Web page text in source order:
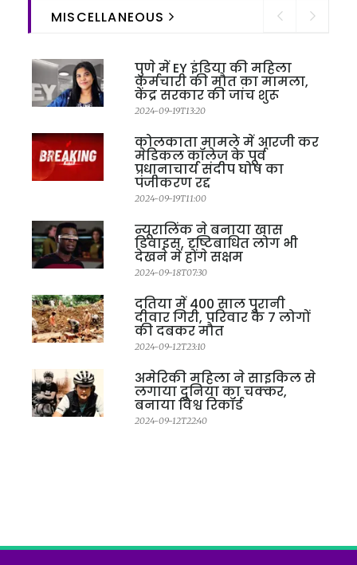
MISCELLANEOUS
पुणे में EY इंडिया की महिला
कर्मचारी की मौत का मामला,
केंद्र सरकार की जांच शुरू
2024-09-19T13:20
कोलकाता मामले में आरजी कर
मेडिकल कॉलेज के पूर्व
प्रधानाचार्य संदीप घोष का
पंजीकरण रद्द
2024-09-19T11:00
न्यूरालिंक ने बनाया खास
डिवाइस, दृष्टिबाधित लोग भी
देखने में होंगे सक्षम
2024-09-18T07:30
दतिया में 400 साल पुरानी
दीवार गिरी, परिवार के 7 लोगों
की दबकर मौत
2024-09-12T23:10
अमेरिकी महिला ने साइकिल से
लगाया दुनिया का चक्कर,
बनाया विश्व रिकॉर्ड
2024-09-12T22:40